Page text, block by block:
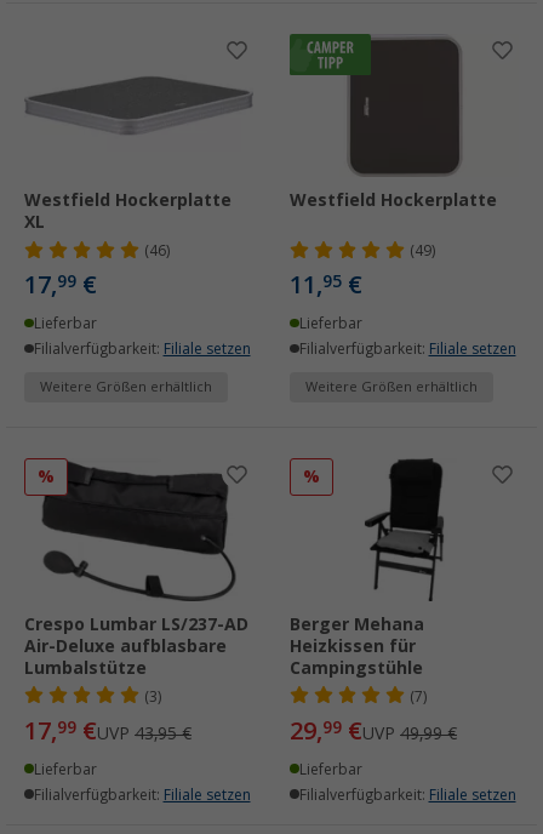
Westfield Hockerplatte
XL
(46)
17,99 €
Lieferbar
Filialverfügbarkeit: Filiale setzen
Weitere Größen erhältlich
Westfield Hockerplatte
(49)
11,95 €
Lieferbar
Filialverfügbarkeit: Filiale setzen
Weitere Größen erhältlich
%
Crespo Lumbar LS/237-AD
Air-Deluxe aufblasbare
Lumbalstütze
(3)
17,99 €UVP 43,95 €
Lieferbar
Filialverfügbarkeit: Filiale setzen
%
Berger Mehana
Heizkissen für
Campingstühle
(7)
29,99 €UVP 49,99 €
Lieferbar
Filialverfügbarkeit: Filiale setzen